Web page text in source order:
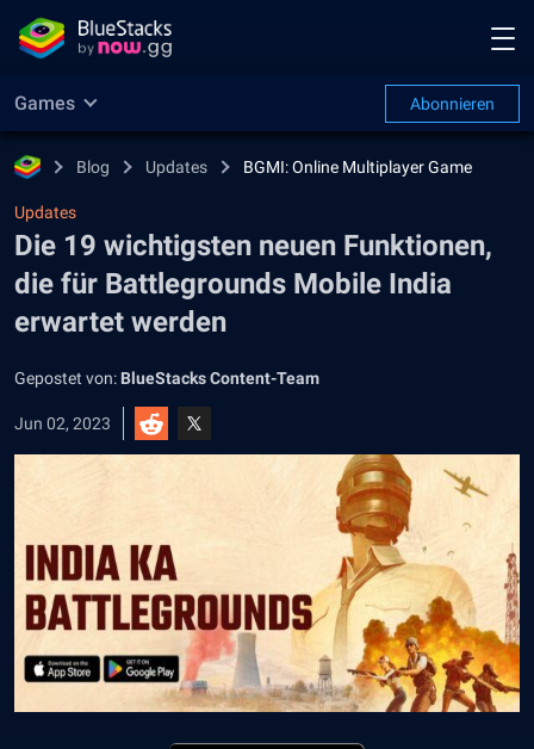
Games Abonnieren
Blog Updates BGMI: Online Multiplayer Game
Updates
Die 19 wichtigsten neuen Funktionen,
die für Battlegrounds Mobile India
erwartet werden
Gepostet von: BlueStacks Content-Team
Jun 02, 2023